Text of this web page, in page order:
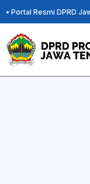
Skip
to
content
• Portal Resmi DPRD